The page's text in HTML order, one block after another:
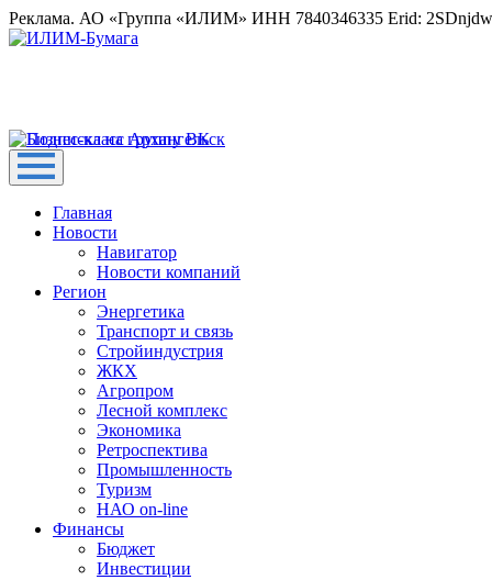
Реклама. АО «Группа «ИЛИМ» ИНН 7840346335 Erid:
Главная
Новости
Навигатор
Новости компаний
Регион
Энергетика
Транспорт и связь
Стройиндустрия
ЖКХ
Агропром
Лесной комплекс
Экономика
Ретроспектива
Промышленность
Туризм
НАО on-line
Финансы
Бюджет
Инвестиции